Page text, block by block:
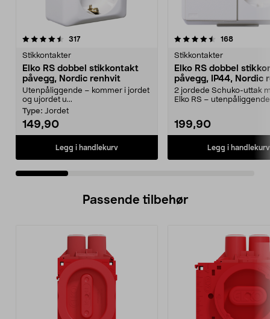
317anmeldelser
Stikkontakter
Elko RS dobbel stikkontakt
påvegg, Nordic renhvit
Utenpåliggende – kommer i jordet
og ujordet u...
Type: Jordet
149,90
Legg i handlekurv
4.5 av 5 stjerner 168
Stikkontakter
Elko RS dobbel
påvegg, IP44, Nordic
2 jordede Schuko-uttak
Elko RS – utenpåliggende
199,90
Legg i handlekurv
4.5 av 5 stjerner
Passende tilbehør